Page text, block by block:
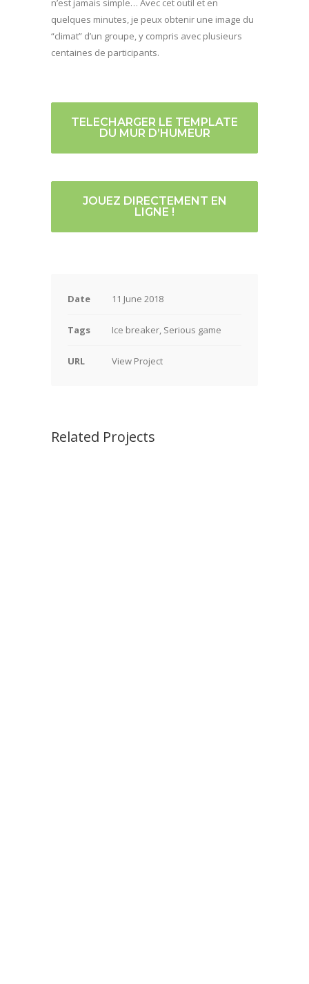
n’est jamais simple… Avec cet outil et en
quelques minutes, je peux obtenir une image du
“climat” d’un groupe, y compris avec plusieurs
centaines de participants.
TELECHARGER LE TEMPLATE
DU MUR D’HUMEUR
JOUEZ DIRECTEMENT EN
LIGNE !
Date 11 June 2018
Tags Ice breaker, Serious game
URL View Project
Related Projects